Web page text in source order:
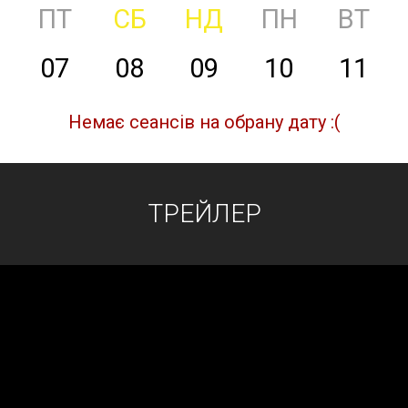
ПТ СБ НД ПН ВТ
07 08 09 10 11
Немає сеансів на обрану дату :(
ТРЕЙЛЕР